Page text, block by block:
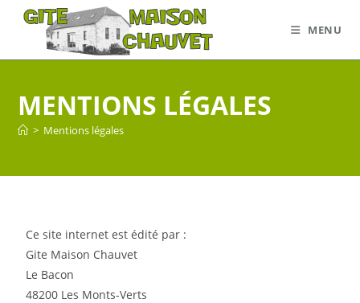
MENU
MENTIONS LÉGALES
> Mentions légales
Ce site internet est édité par :
Gite Maison Chauvet
Le Bacon
48200 Les Monts-Verts